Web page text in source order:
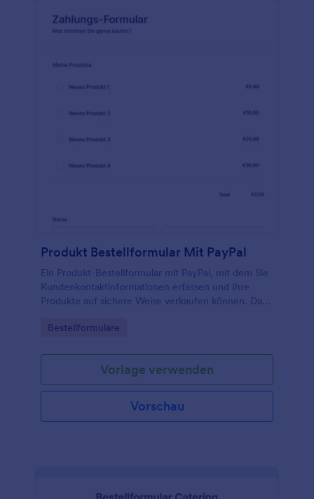
Produkt Bestellformular Mit PayPal
Ein Produkt-Bestellformular mit PayPal, mit dem Sie
Kundenkontaktinformationen erfassen und Ihre
Produkte auf sichere Weise verkaufen können. Das
Produktbilder anzuzeigen, Größen und Farben
wählen. Fügen Sie Ihr Logo, Bilder, Schriftarten und
Farben hinzu und fügen Sie das Formular entweder
auf der Website Ihres Unternehmens ein oder
verwenden Sie es als eigenständiges Formular.
Go to Category:
Bestellformulare
Vorlage verwenden
Vorschau